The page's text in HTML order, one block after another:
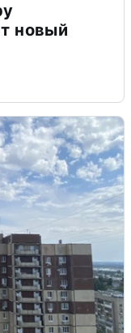
новый